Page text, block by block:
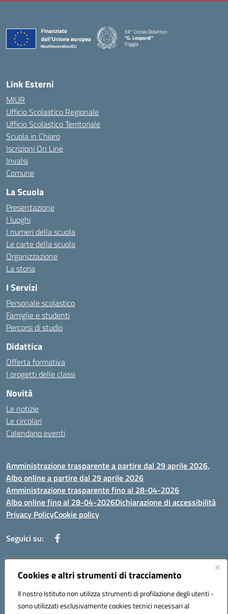
Cookies e altri strumenti di tracciamento
Il nostro Istituto non utilizza strumenti di profilazione degli utenti -
sono utilizzati esclusivamente cookies tecnici necessari al
XII° Circolo Didattico
"G. Leopardi"
Foggia
— Visita la pagina iniziale della scuola
Link Esterni
MIUR
Ufficio Scolastico Regionale
Ufficio Scolastico Territoriale
Scuola in Chiaro
Iscrizioni On Line
Invalsi
Comune
La Scuola
Presentazione
I luoghi
I numeri della scuola
Le carte della scuola
Organizzazione
La storia
I Servizi
Personale scolastico
Famiglie e studenti
Percorsi di studio
Didattica
Offerta formativa
I progetti delle classi
Novità
Le notizie
Le circolari
Calendario eventi
Amministrazione trasparente a partire dal 29 aprile 2026,
Albo online a partire dal 29 aprile 2026
Amministrazione trasparente fino al 28-04-2026
Albo online fino al 28-04-2026Dichiarazione di accessibilità
Privacy PolicyCookie policy
Seguici su:
Indirizzo:Via Selicato, 1 71122 FOGGIA (FG)
Posta elettronica certificata (PEC):fgee01200c@pec.istruzione.it